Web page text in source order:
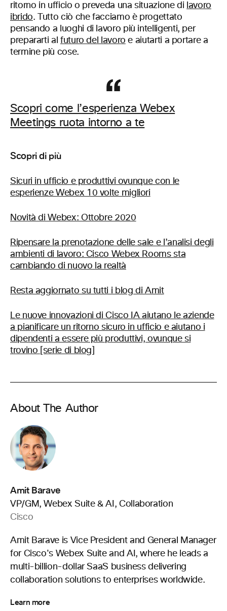
ritorno in ufficio o preveda una situazione di lavoro
ibrido. Tutto ciò che facciamo è progettato
pensando a luoghi di lavoro più intelligenti, per
prepararti al futuro del lavoro e aiutarti a portare a
termine più cose.
Scopri come l’esperienza Webex
Meetings ruota intorno a te
Scopri di più
Sicuri in ufficio e produttivi ovunque con le
esperienze Webex 10 volte migliori
Novità di Webex: Ottobre 2020
Ripensare la prenotazione delle sale e l’analisi degli
ambienti di lavoro: Cisco Webex Rooms sta
cambiando di nuovo la realtà
Resta aggiornato su tutti i blog di Amit
Le nuove innovazioni di Cisco IA aiutano le aziende
a pianificare un ritorno sicuro in ufficio e aiutano i
dipendenti a essere più produttivi, ovunque si
trovino [serie di blog]
About The Author
Amit Barave
VP/GM, Webex Suite & AI, Collaboration
Cisco
Amit Barave is Vice President and General Manager
for Cisco's Webex Suite and AI, where he leads a
multi-billion-dollar SaaS business delivering
collaboration solutions to enterprises worldwide.
Learn more